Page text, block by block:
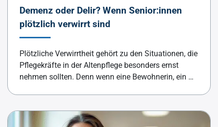
Demenz oder Delir? Wenn Senior:innen
plötzlich verwirrt sind
Plötzliche Verwirrtheit gehört zu den Situationen, die
Pflegekräfte in der Altenpflege besonders ernst
nehmen sollten. Denn wenn eine Bewohnerin, ein …